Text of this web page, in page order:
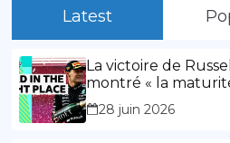
Latest
La victoire de
montré « la
l’expérience » Vidéo,
00:02:03La victoire
28 juin 2026